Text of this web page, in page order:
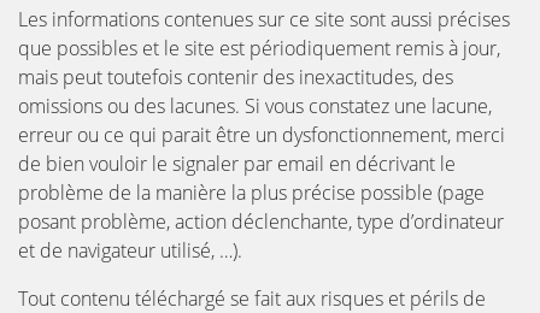
Les informations contenues sur ce site sont aussi précises
que possibles et le site est périodiquement remis à jour,
mais peut toutefois contenir des inexactitudes, des
omissions ou des lacunes. Si vous constatez une lacune,
erreur ou ce qui parait être un dysfonctionnement, merci
de bien vouloir le signaler par email en décrivant le
problème de la manière la plus précise possible (page
posant problème, action déclenchante, type d’ordinateur
et de navigateur utilisé, …).
Tout contenu téléchargé se fait aux risques et périls de